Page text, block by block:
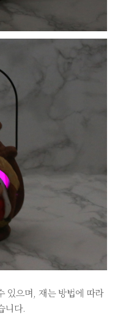
있으며, 재는 방법에 따라
니다.